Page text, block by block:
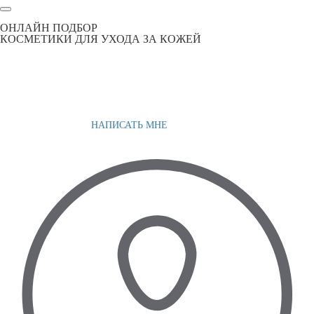
ОНЛАЙН ПОДБОР
КОСМЕТИКИ ДЛЯ УХОДА ЗА КОЖЕЙ
НАПИСАТЬ МНЕ